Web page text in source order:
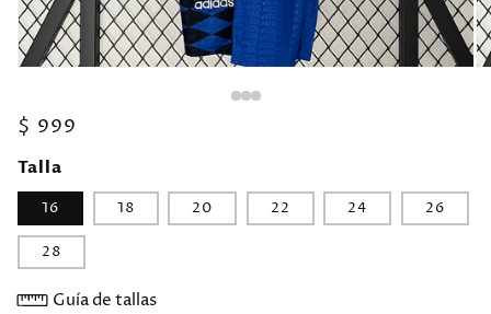
Precio
habitual
$ 999
Talla
16 18 20 22 24 26
28
Guía de tallas